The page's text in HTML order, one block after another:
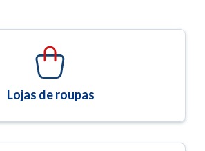
Lojas de roupas